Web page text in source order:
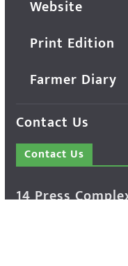
Website
Print Edition
Farmer Diary
Contact Us
Contact Us
14 Press